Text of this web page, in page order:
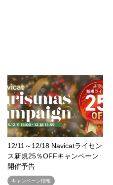
12/11～12/18 Navicatライセン
ス新規25％OFFキャンペーン
開催予告
キャンペーン情報